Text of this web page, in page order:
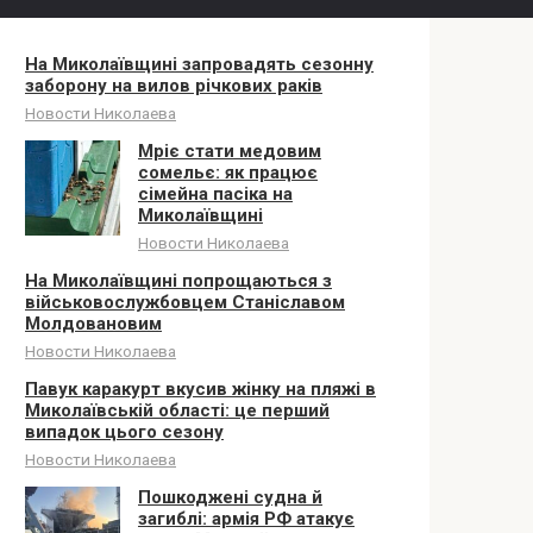
На Миколаївщині запровадять сезонну
заборону на вилов річкових раків
Новости Николаева
Мріє стати медовим
сомельє: як працює
сімейна пасіка на
Миколаївщині
Новости Николаева
На Миколаївщині попрощаються з
військовослужбовцем Станіславом
Молдовановим
Новости Николаева
Павук каракурт вкусив жінку на пляжі в
Миколаївській області: це перший
випадок цього сезону
Новости Николаева
Пошкоджені судна й
загиблі: армія РФ атакує